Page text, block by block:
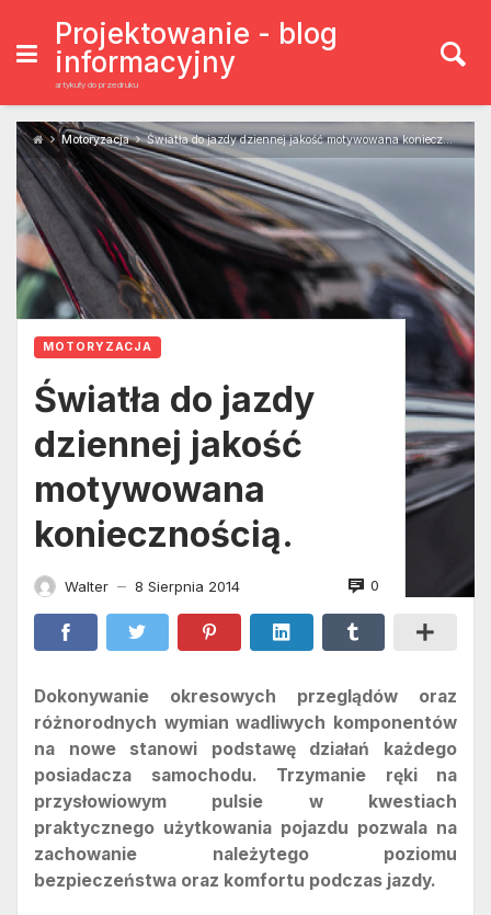
content
Projektowanie - blog
informacyjny
artykuły do przedruku
Motoryzacja Światła do jazdy dziennej jakość motywowana koniecznością.
MOTORYZACJA
Światła do jazdy
dziennej jakość
motywowana
koniecznością.
Walter — 8 Sierpnia 2014 0
Dokonywanie okresowych przeglądów oraz
różnorodnych wymian wadliwych komponentów
na nowe stanowi podstawę działań każdego
posiadacza samochodu. Trzymanie ręki na
przysłowiowym pulsie w kwestiach
praktycznego użytkowania pojazdu pozwala na
zachowanie należytego poziomu
bezpieczeństwa oraz komfortu podczas jazdy.